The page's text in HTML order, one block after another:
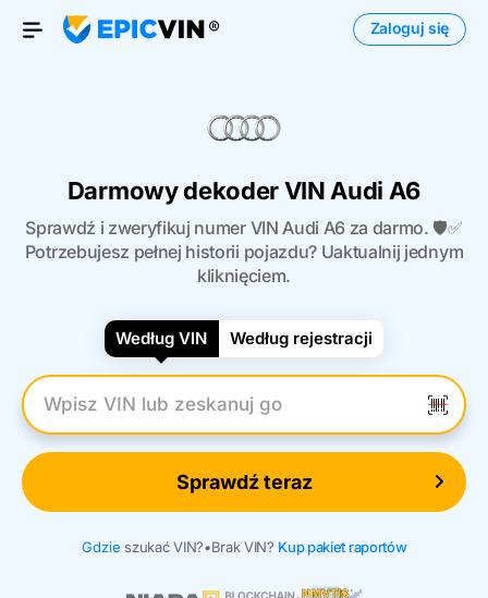
Otwórz menu
Zaloguj się
Darmowy dekoder VIN Audi A6
Sprawdź i zweryfikuj numer VIN Audi A6 za darmo. 🛡️✅
Potrzebujesz pełnej historii pojazdu? Uaktualnij jednym
kliknięciem.
Według VIN Według rejestracji
Wpisz numer VIN
Sprawdź teraz
Gdzie szukać VIN?•Brak VIN? Kup pakiet raportów